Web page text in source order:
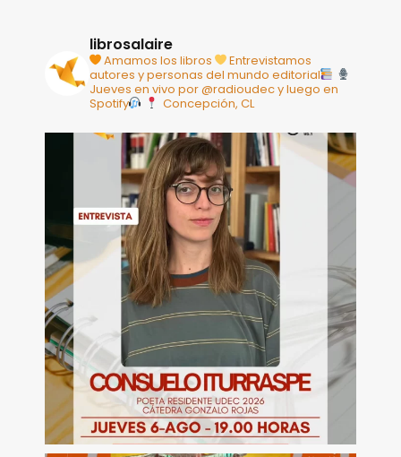
librosalaire
Amamos los libros
Entrevistamos
autores y personas del mundo editorial
Jueves en vivo por @radioudec y luego en
Spotify
Concepción, CL